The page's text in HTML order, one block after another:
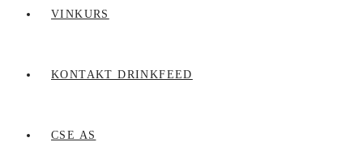
VINKURS
KONTAKT DRINKFEED
CSE AS